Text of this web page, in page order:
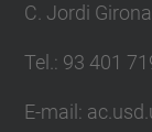
C. Jordi
Tel.: 93 401
E-mail: